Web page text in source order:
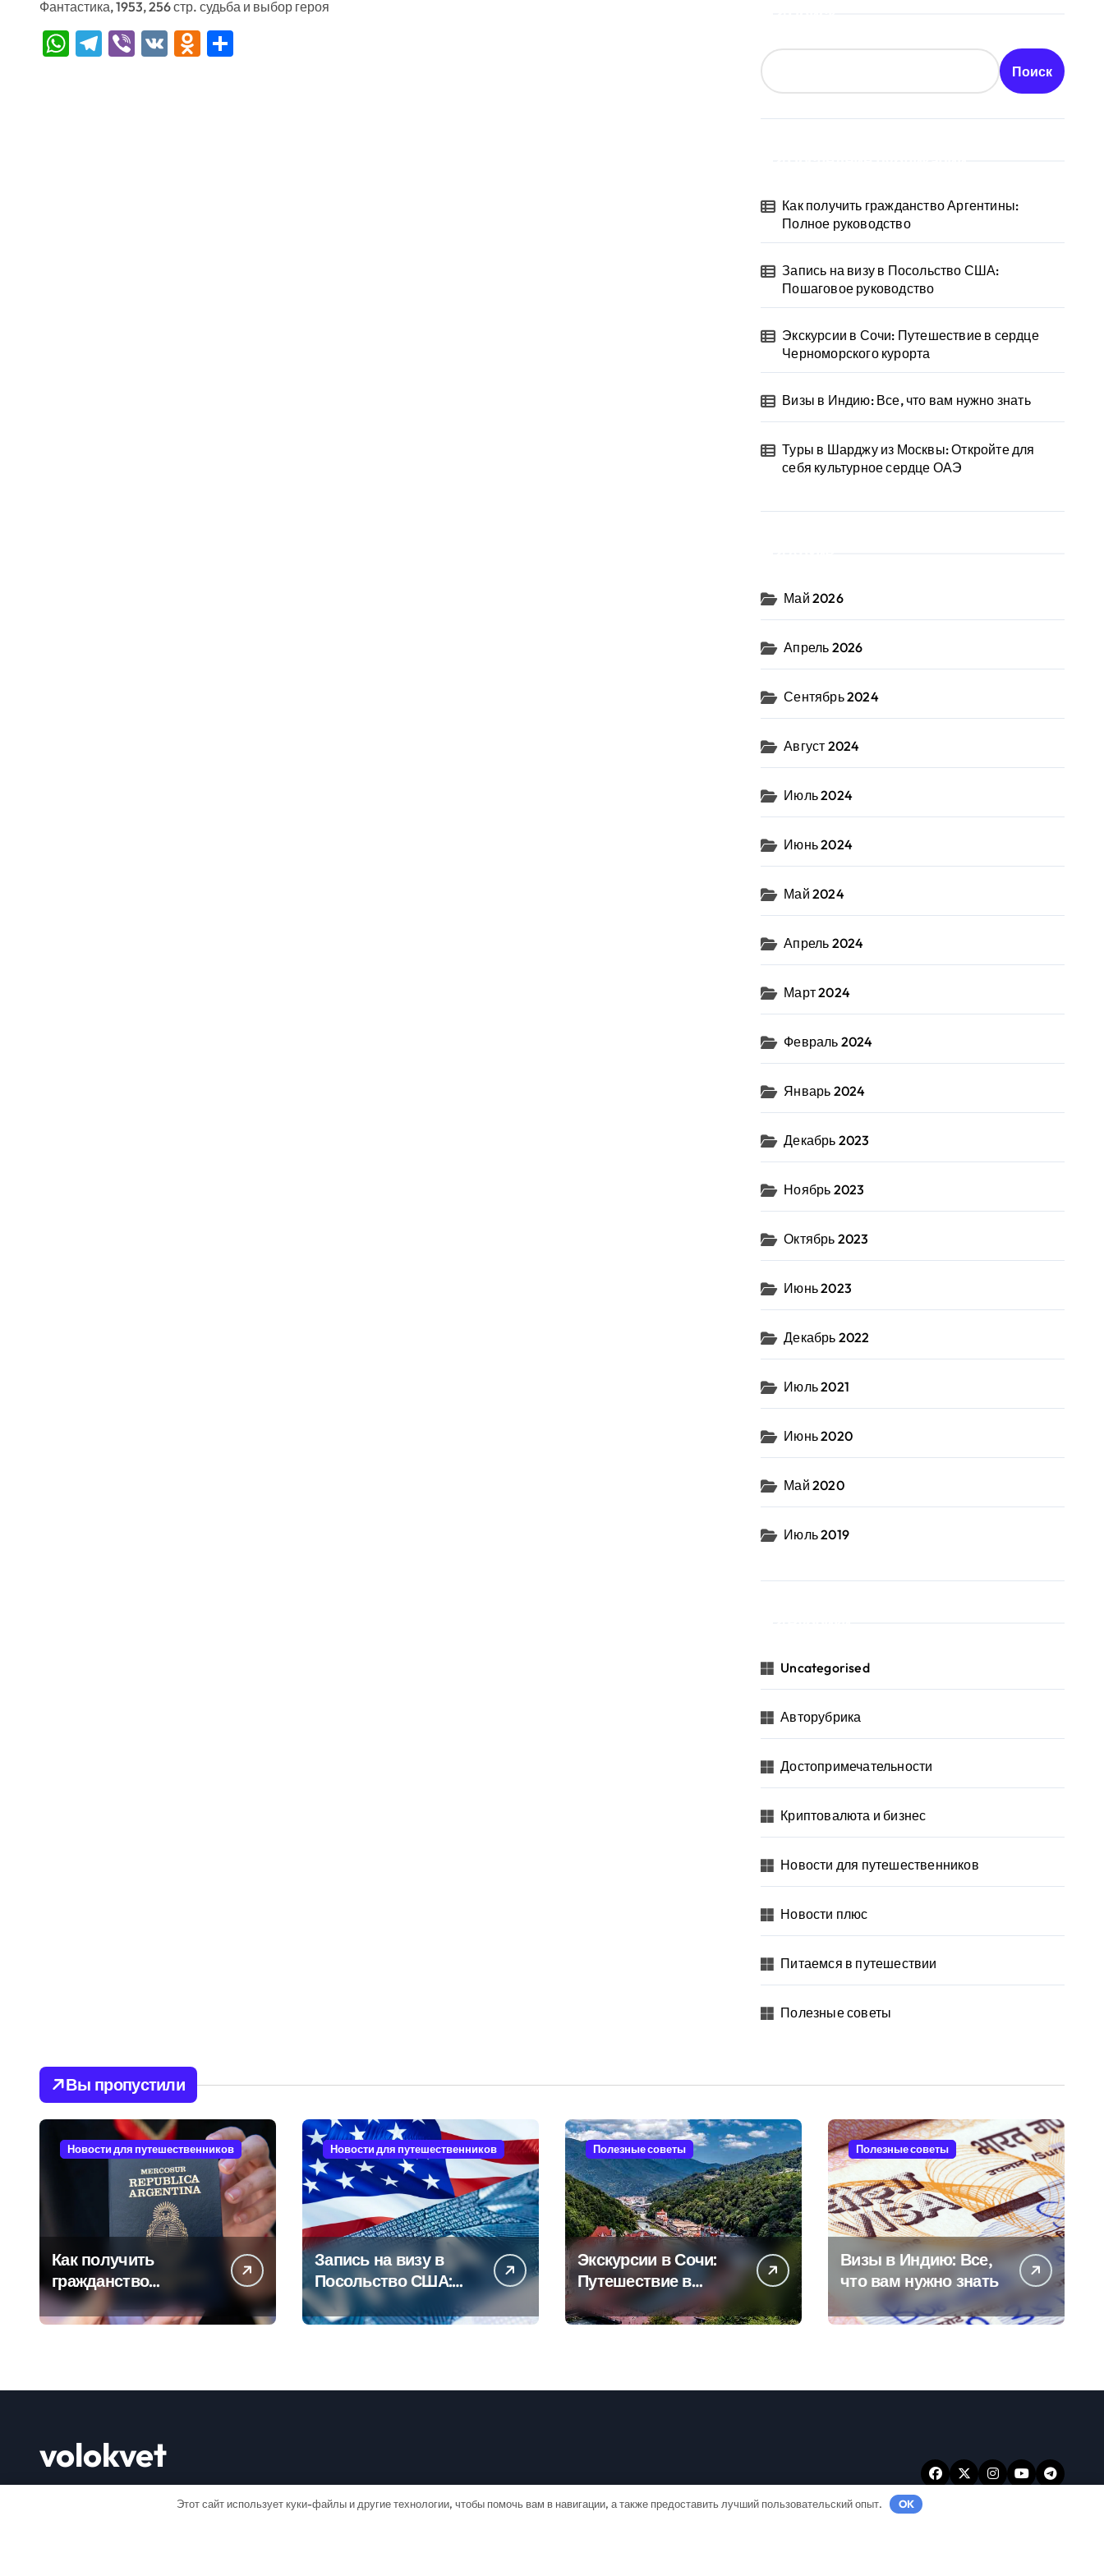
Фантастика, 1953, 256 стр. судьба и выбор героя
WhatsApp
Telegram
Viber
VK Odnoklassniki
Поиск
Как получить гражданство Аргентины:
Полное руководство
Запись на визу в Посольство США:
Пошаговое руководство
Экскурсии в Сочи: Путешествие в сердце
Черноморского курорта
Визы в Индию: Все, что вам нужно знать
Туры в Шарджу из Москвы: Откройте для
себя культурное сердце ОАЭ
Май 2026
Апрель 2026
Сентябрь 2024
Август 2024
Июль 2024
Июнь 2024
Май 2024
Апрель 2024
Март 2024
Февраль 2024
Январь 2024
Декабрь 2023
Ноябрь 2023
Октябрь 2023
Июнь 2023
Декабрь 2022
Июль 2021
Июнь 2020
Май 2020
Июль 2019
Uncategorised
Авторубрика
Достопримечательности
Криптовалюта и бизнес
Новости для путешественников
Новости плюс
Питаемся в путешествии
Полезные советы
Вы пропустили
Новости для путешественников
Как получить
гражданство
Аргентины: Полное
руководство
Новости для путешественников
Запись на визу в
Посольство США:
Пошаговое
руководство
Полезные советы
Экскурсии в Сочи:
Путешествие в
сердце
Черноморского
Полезные советы
Визы в Индию: Все,
что вам нужно знать
volokvet
Этот сайт использует куки-файлы и другие технологии, чтобы помочь вам в навигации, а также предоставить лучший пользовательский опыт. OK